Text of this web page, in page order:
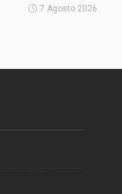
7 Agosto 2026